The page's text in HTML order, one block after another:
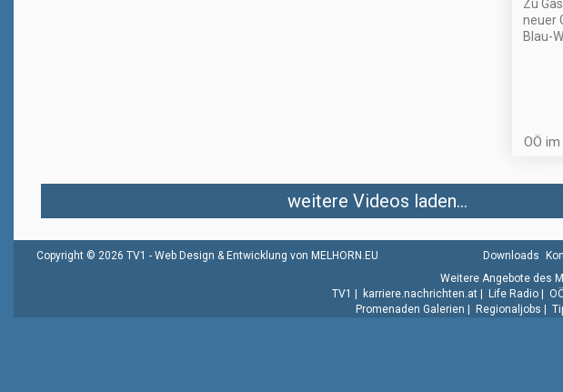
Zu
neuer
Blau-
OÖ
weitere Videos laden...
Copyright © 2026 TV1 - Web Design & Entwicklung von MELHORN.EU Downloads
Weitere Angebote des
TV1
karriere.nachrichten.at Life Radio
Promenaden Galerien
Regionaljobs